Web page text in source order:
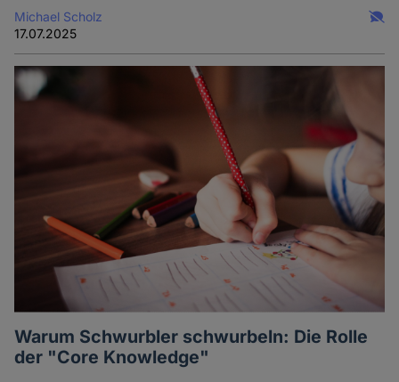
Michael Scholz
17.07.2025
Warum Schwurbler schwurbeln: Die Rolle
der "Core Knowledge"